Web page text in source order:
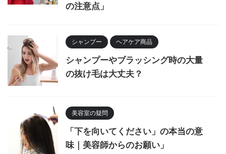
の注意点」
シャンプー ヘアケア商品
シャンプーやブラッシング時の大量
の抜け毛は大丈夫？
美容室の疑問
「下を向いてください」の本当の意
味｜美容師からのお願い」